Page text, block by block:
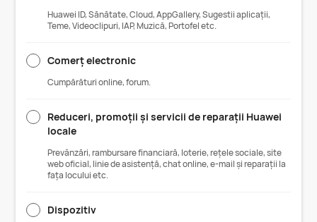
Huawei ID, Sănătate, Cloud, AppGallery, Sugestii aplicații,
Teme, Videoclipuri, IAP, Muzică, Portofel etc.
Comerț electronic
Cumpărături online, forum.
Reduceri, promoții și servicii de reparații Huawei
locale
Prevânzări, rambursare financiară, loterie, rețele sociale, site
web oficial, linie de asistență, chat online, e-mail și reparații la
fața locului etc.
Dispozitiv